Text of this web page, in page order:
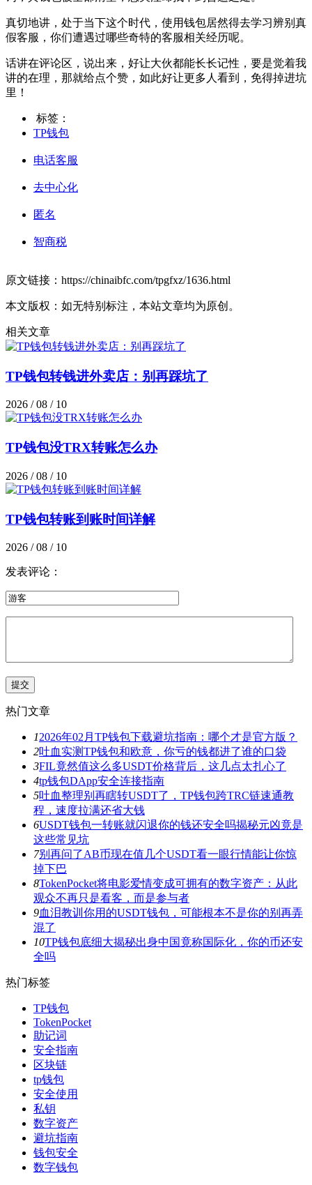
真切地讲，处于当下这个时代，使用钱包居然得去学习辨别真
假客服，你们遭遇过哪些奇特的客服相关经历呢。
话讲在评论区，说出来，好让大伙都能长长记性，要是觉着我
讲的在理，那就给点个赞，如此好让更多人看到，免得掉进坑
里！
标签：
TP钱包
电话客服
去中心化
匿名
智商税
原文链接：https://chinaibfc.com/tpgfxz/1636.html
本文版权：如无特别标注，本站文章均为原创。
相关文章
TP钱包转钱进外卖店：别再踩坑了
2026 / 08 / 10
TP钱包没TRX转账怎么办
2026 / 08 / 10
TP钱包转账到账时间详解
2026 / 08 / 10
发表评论：
热门文章
12026年02月TP钱包下载避坑指南：哪个才是官方版？
2吐血实测TP钱包和欧意，你亏的钱都进了谁的口袋
3FIL竟然值这么多USDT价格背后，这几点太扎心了
4tp钱包DApp安全连接指南
5吐血整理别再瞎转USDT了，TP钱包跨TRC链速通教
程，速度拉满还省大钱
6USDT钱包一转账就闪退你的钱还安全吗揭秘元凶竟是
这些常见坑
7别再问了AB币现在值几个USDT看一眼行情能让你惊
掉下巴
8TokenPocket将电影爱情变成可拥有的数字资产：从此
观众不再只是看客，而是参与者
9血泪教训你用的USDT钱包，可能根本不是你的别再弄
混了
10TP钱包底细大揭秘出身中国竟称国际化，你的币还安
全吗
热门标签
TP钱包
TokenPocket
助记词
安全指南
区块链
tp钱包
安全使用
私钥
数字资产
避坑指南
钱包安全
数字钱包